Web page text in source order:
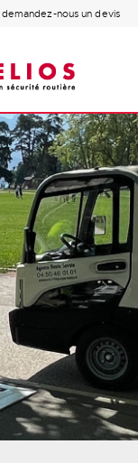
demandez-nous un devis